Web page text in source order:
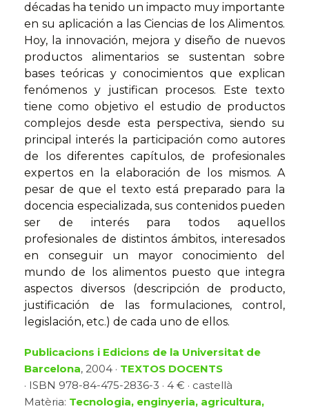
décadas ha tenido un impacto muy importante
en su aplicación a las Ciencias de los Alimentos.
Hoy, la innovación, mejora y diseño de nuevos
productos alimentarios se sustentan sobre
bases teóricas y conocimientos que explican
fenómenos y justifican procesos. Este texto
tiene como objetivo el estudio de productos
complejos desde esta perspectiva, siendo su
principal interés la participación como autores
de los diferentes capítulos, de profesionales
expertos en la elaboración de los mismos. A
pesar de que el texto está preparado para la
docencia especializada, sus contenidos pueden
ser de interés para todos aquellos
profesionales de distintos ámbitos, interesados
en conseguir un mayor conocimiento del
mundo de los alimentos puesto que integra
aspectos diversos (descripción de producto,
justificación de las formulaciones, control,
legislación, etc.) de cada uno de ellos.
Publicacions i Edicions de la Universitat de
Barcelona, 2004 · TEXTOS DOCENTS
· ISBN 978-84-475-2836-3 · 4 € · castellà
Matèria: Tecnologia, enginyeria, agricultura,